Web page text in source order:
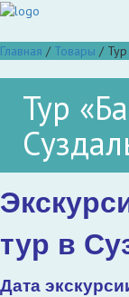
Главная / Товары /
Тур
тур в
Дата